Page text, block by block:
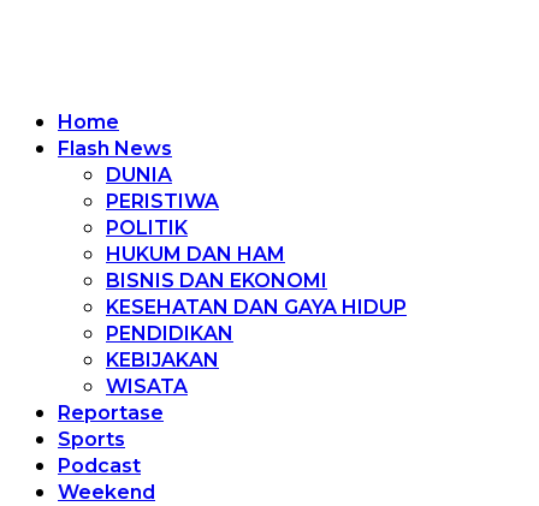
Home
Flash News
DUNIA
PERISTIWA
POLITIK
HUKUM DAN HAM
BISNIS DAN EKONOMI
KESEHATAN DAN GAYA HIDUP
PENDIDIKAN
KEBIJAKAN
WISATA
Reportase
Sports
Podcast
Weekend